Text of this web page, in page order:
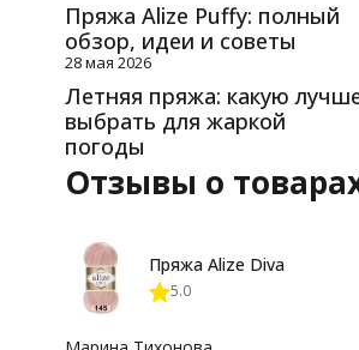
Пряжа Alize Puffy: полный
обзор, идеи и советы
28 мая 2026
Летняя пряжа: какую
выбрать для жаркой
погоды
Отзывы о
Пряжа Alize Diva
5.0